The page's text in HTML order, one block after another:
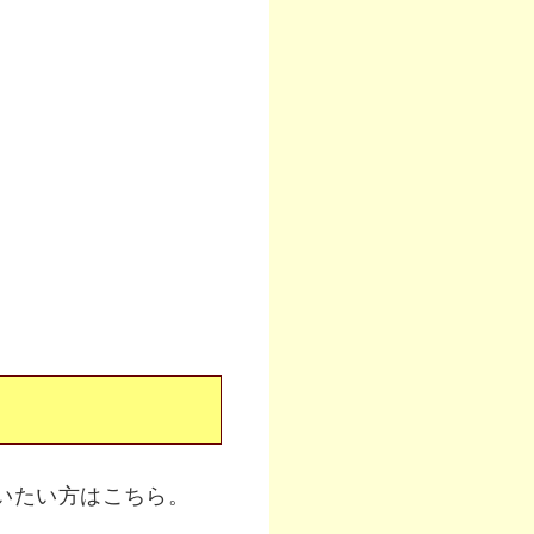
い方はこちら。